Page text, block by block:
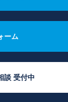
ーム
談 受付中